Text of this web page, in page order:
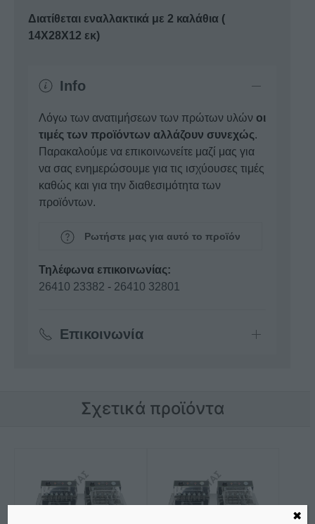
Διατίθεται εναλλακτικά με 2 καλάθια (
14Χ28Χ12 εκ)
Info
Λόγω των ανατιμήσεων των πρώτων υλών οι
τιμές των προϊόντων αλλάζουν συνεχώς.
Παρακαλούμε να επικοινωνείτε μαζί μας για
να σας ενημερώσουμε για τις ισχύουσες τιμές
καθώς και για την διαθεσιμότητα των
προϊόντων.
Ρωτήστε μας για αυτό το προϊόν
Τηλέφωνα επικοινωνίας:
26410 23382 - 26410 32801
Επικοινωνία
Σχετικά προϊόντα
✖